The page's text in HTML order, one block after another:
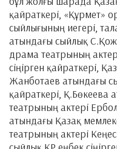
қайраткері, «Құрмет»
сыйлығының иегері,
атындағы сыйлық
драма театрының
сіңірген қайраткері,
Жанботаев атындағы
қайраткері, Қ.Бөкеева
театрының актері
атындағы Қазақ
театрының актері